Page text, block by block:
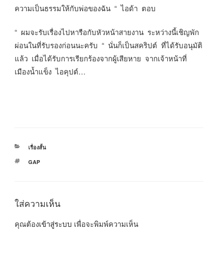
ความเป็นธรรมให้กับพ่อของฉัน “ ไอด้า ตอบ
“ ผมจะรับเรื่องไปหารือกับหัวหน้าสายงาน ระหว่างนี้เชิญพัก
ผ่อนในที่รับรองก่อนนะครับ “ นั่นก็เป็นสคริปต์ ที่ได้รับอนุมัติ
แล้ว เมื่อได้รับการเรียกร้องจากผู้เสียหาย จากเจ้าหน้าที่
เมืองน้ำแข็ง ไอคุปต์…
หมวด
เรื่องสั้น
ป้าย
GAP
ใส่ความเห็น
คุณต้องเข้าสู่ระบบ เพื่อจะพิมพ์ความเห็น